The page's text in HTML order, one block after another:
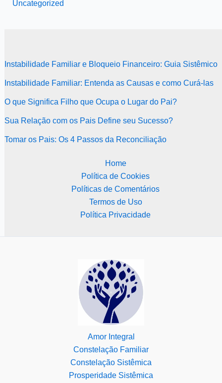
Uncategorized
Instabilidade Familiar e Bloqueio Financeiro: Guia Sistêmico
Instabilidade Familiar: Entenda as Causas e como Curá-las
O que Significa Filho que Ocupa o Lugar do Pai?
Sua Relação com os Pais Define seu Sucesso?
Tomar os Pais: Os 4 Passos da Reconciliação
Home
Política de Cookies
Políticas de Comentários
Termos de Uso
Política Privacidade
Amor Integral
Constelação Familiar
Constelação Sistêmica
Prosperidade Sistêmica